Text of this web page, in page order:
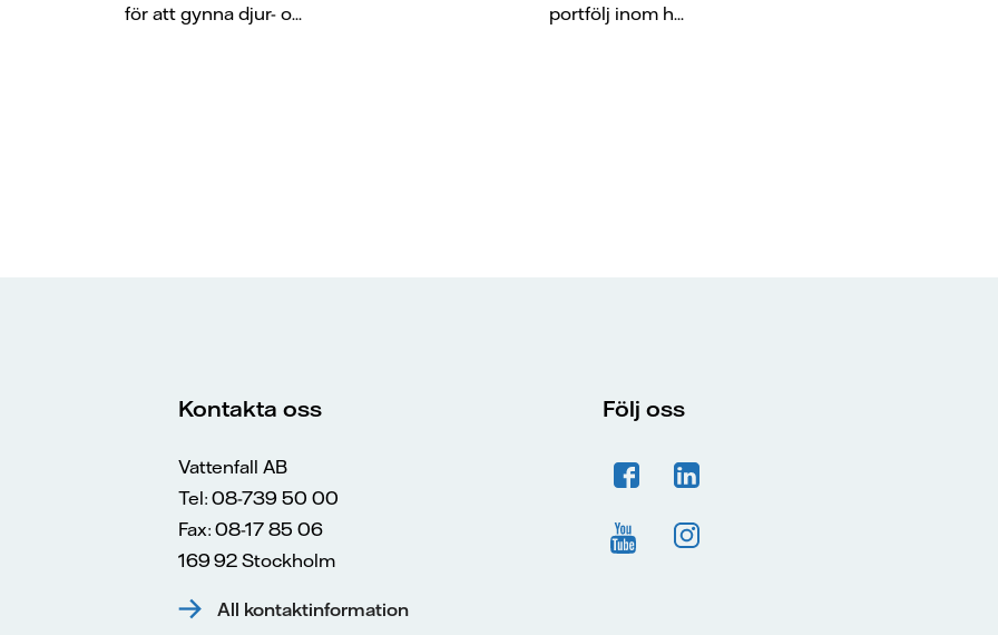
för att gynna djur- o...
portfölj inom h...
Kontakta oss
Vattenfall AB
Tel: 08-739 50 00
Fax: 08-17 85 06
169 92 Stockholm
All kontaktinformation
Följ oss